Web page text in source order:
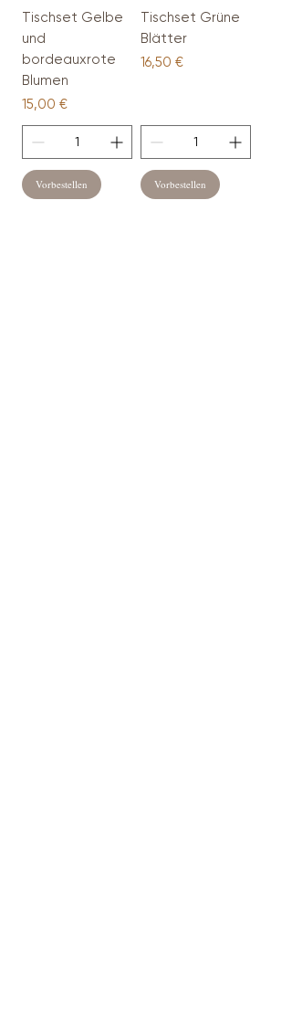
Tischset Gelbe
und
bordeauxrote
Blumen
Preis
15,00 €
Vorbestellen
Tischset Grüne
Blätter
Preis
16,50 €
Vorbestellen